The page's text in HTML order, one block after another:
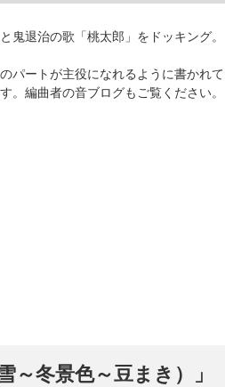
鬼退治の歌「桃太郎」をドッキング。
パートが主役になれるように書かれて
。編曲者の音ブログもご覧ください。
～冬景色～豆まき）